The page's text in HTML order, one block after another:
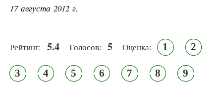
17 августа 2012 г.
Рейтинг: 5.4 Голосов: 5 Оценка: 1 2
3 4 5 6 7 8 9